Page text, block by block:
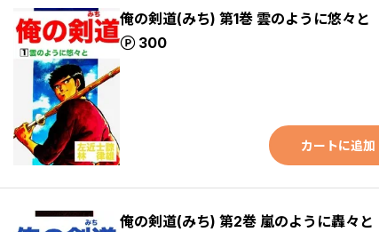
俺の剣道(みち) 第1巻 雲のように悠々と
300
ポイント
カートに追加
俺の剣道(みち) 第2巻 嵐のように轟々と